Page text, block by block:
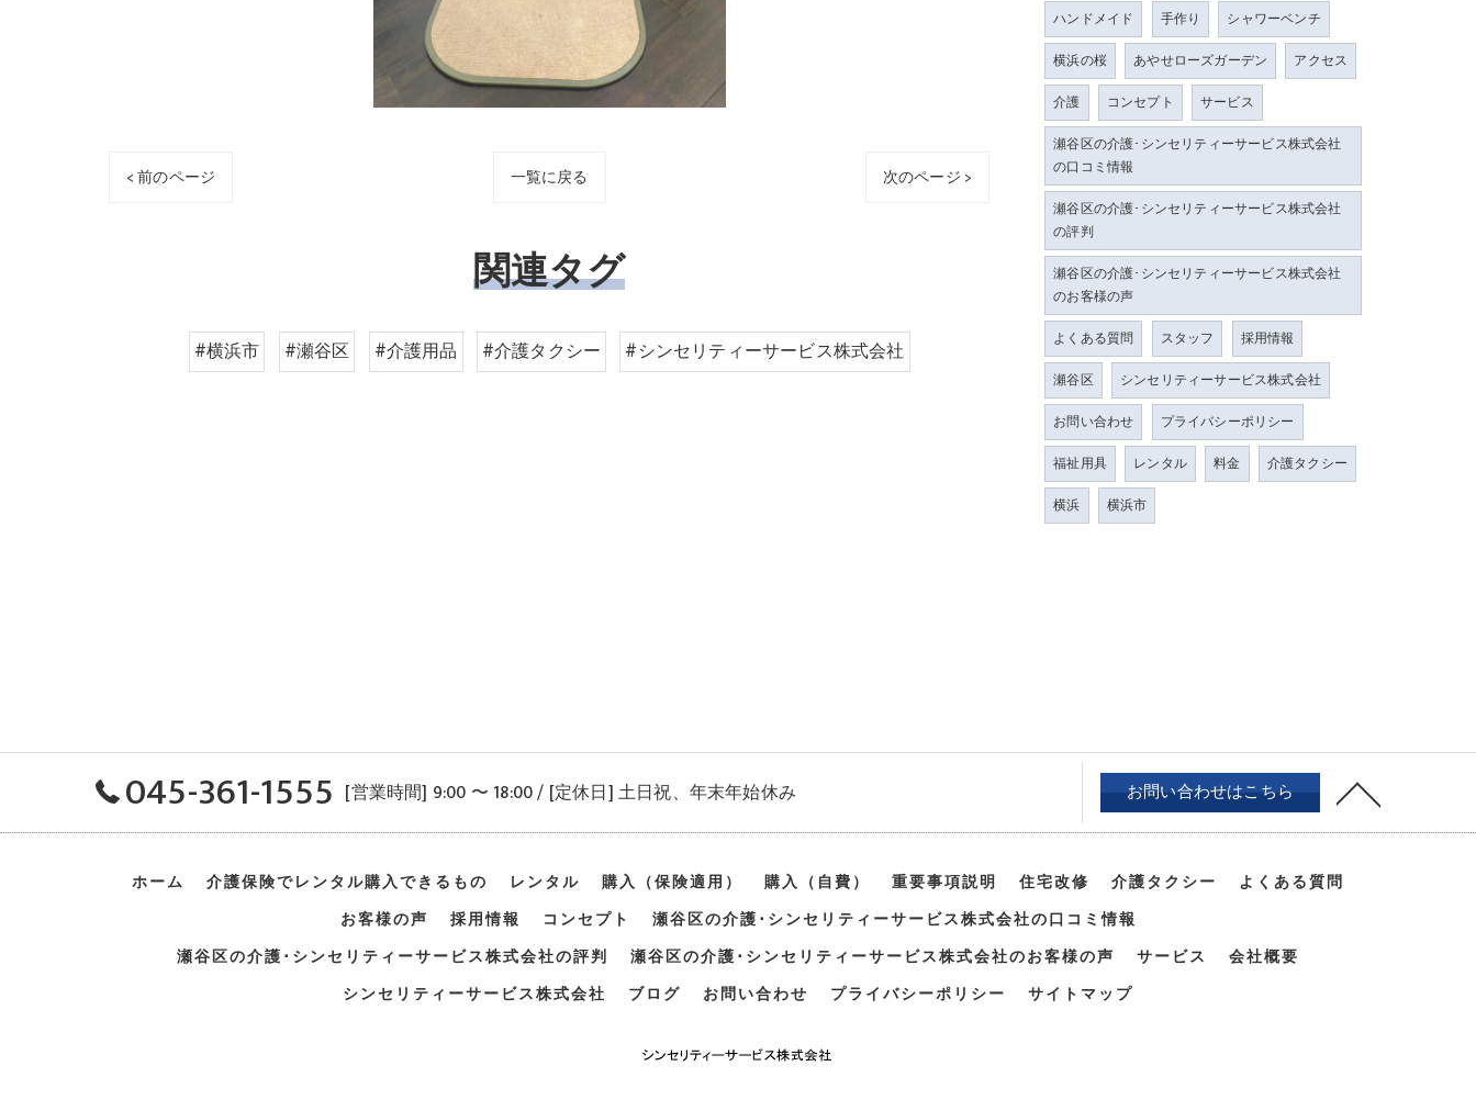
< 前のページ 一覧に戻る 次のページ >
関連タグ
#横浜市 #瀬谷区 #介護用品 #介護タクシー #シンセリティーサービス株式会社
ハンドメイド
手作り
シャワーベンチ
横浜の桜
あやせローズガーデン
アクセス
介護
コンセプト
サービス
瀬谷区の介護･シンセリティーサービス株式会社
の口コミ情報
瀬谷区の介護･シンセリティーサービス株式会社
の評判
瀬谷区の介護･シンセリティーサービス株式会社
のお客様の声
よくある質問
スタッフ
採用情報
瀬谷区
シンセリティーサービス株式会社
お問い合わせ
プライバシーポリシー
福祉用具
レンタル 料金
介護タクシー
横浜
横浜市
045-361-1555 [営業時間] 9:00 〜 18:00 / [定休日] 土日祝、年末年始休み お問い合わせはこちら
ホーム 介護保険でレンタル購入できるもの レンタル 購入（保険適用） 購入（自費） 重要事項説明 住宅改修 介護タクシー
よくある質問
お客様の声
採用情報 コンセプト
瀬谷区の介護･シンセリティーサービス株式会社の口コミ情報
瀬谷区の介護･シンセリティーサービス株式会社の評判
瀬谷区の介護･シンセリティーサービス株式会社のお客様の声 サービス
会社概要
シンセリティーサービス株式会社
ブログ お問い合わせ プライバシーポリシー サイトマップ